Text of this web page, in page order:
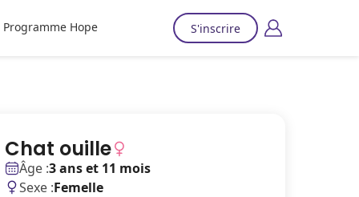
Programme Hope S'inscrire
Chat ouille
Âge :3 ans et 11 mois
Sexe :Femelle